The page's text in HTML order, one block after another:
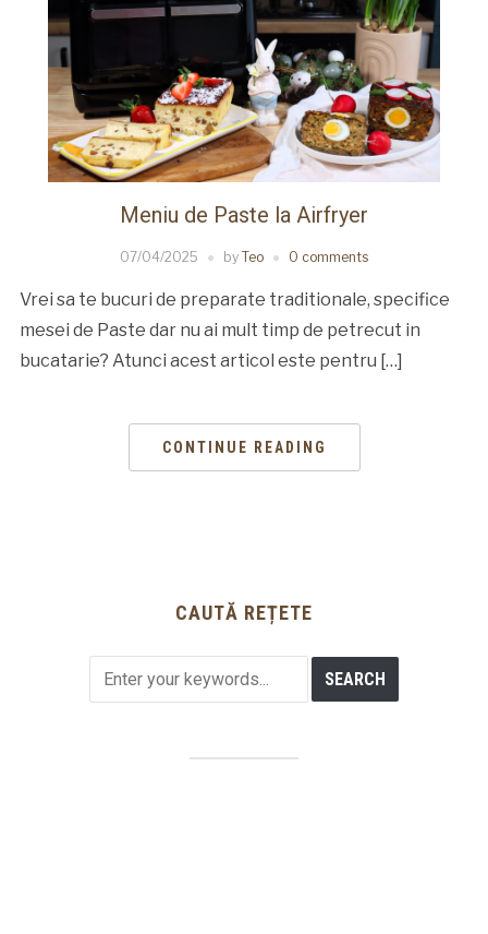
Meniu de Paste la Airfryer
07/04/2025 by Teo 0 comments
Vrei sa te bucuri de preparate traditionale, specifice
mesei de Paste dar nu ai mult timp de petrecut in
bucatarie? Atunci acest articol este pentru […]
CONTINUE READING
CAUTĂ REȚETE